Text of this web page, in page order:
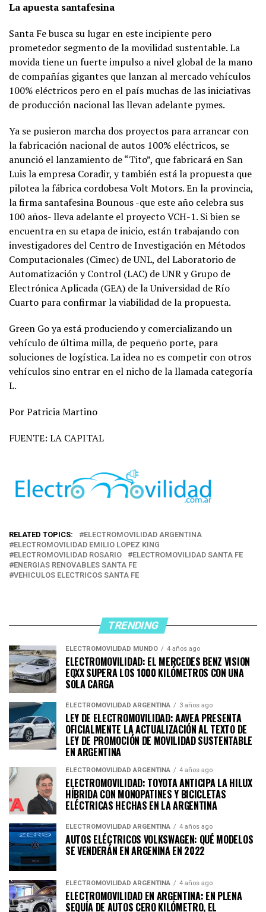
La apuesta santafesina
Santa Fe busca su lugar en este incipiente pero
prometedor segmento de la movilidad sustentable. La
movida tiene un fuerte impulso a nivel global de la mano
de compañías gigantes que lanzan al mercado vehículos
100% eléctricos pero en el país muchas de las iniciativas
de producción nacional las llevan adelante pymes.
Ya se pusieron marcha dos proyectos para arrancar con
la fabricación nacional de autos 100% eléctricos, se
anunció el lanzamiento de “Tito”, que fabricará en San
Luis la empresa Coradir, y también está la propuesta que
pilotea la fábrica cordobesa Volt Motors. En la provincia,
la firma santafesina Bounous -que este año celebra sus
100 años- lleva adelante el proyecto VCH-1. Si bien se
encuentra en su etapa de inicio, están trabajando con
investigadores del Centro de Investigación en Métodos
Computacionales (Cimec) de UNL, del Laboratorio de
Automatización y Control (LAC) de UNR y Grupo de
Electrónica Aplicada (GEA) de la Universidad de Río
Cuarto para confirmar la viabilidad de la propuesta.
Green Go ya está produciendo y comercializando un
vehículo de última milla, de pequeño porte, para
soluciones de logística. La idea no es competir con otros
vehículos sino entrar en el nicho de la llamada categoría
L.
Por Patricia Martino
FUENTE: LA CAPITAL
RELATED TOPICS:
ELECTROMOVILIDAD ARGENTINA
ELECTROMOVILIDAD EMILIO LOPEZ KING
ELECTROMOVILIDAD ROSARIO
ELECTROMOVILIDAD SANTA FE
ENERGIAS RENOVABLES SANTA FE
VEHICULOS ELECTRICOS SANTA FE
TRENDING
ELECTROMOVILIDAD MUNDO 4 años ago
ELECTROMOVILIDAD: EL MERCEDES BENZ VISION
EQXX SUPERA LOS 1000 KILÓMETROS CON UNA
SOLA CARGA
ELECTROMOVILIDAD ARGENTINA 3 años ago
LEY DE ELECTROMOVILIDAD: AAVEA PRESENTA
OFICIALMENTE LA ACTUALIZACIÓN AL TEXTO DE
LEY DE PROMOCIÓN DE MOVILIDAD SUSTENTABLE
EN ARGENTINA
ELECTROMOVILIDAD ARGENTINA 4 años ago
ELECTROMOVILIDAD: TOYOTA ANTICIPA LA HILUX
HÍBRIDA CON MONOPATINES Y BICICLETAS
ELÉCTRICAS HECHAS EN LA ARGENTINA
ELECTROMOVILIDAD ARGENTINA 4 años ago
AUTOS ELÉCTRICOS VOLKSWAGEN: QUÉ MODELOS
SE VENDERÁN EN ARGENINA EN 2022
ELECTROMOVILIDAD ARGENTINA 4 años ago
ELECTROMOVILIDAD EN ARGENTINA: EN PLENA
SEQUÍA DE AUTOS CERO KILÓMETRO, EL